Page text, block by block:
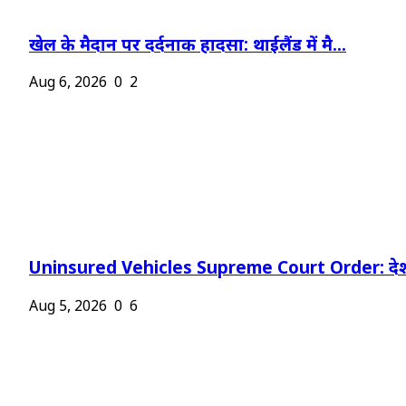
खेल के मैदान पर दर्दनाक हादसा: थाईलैंड में मै...
Aug 6, 2026 0 2
Uninsured Vehicles Supreme Court Order:
Aug 5, 2026 0 6